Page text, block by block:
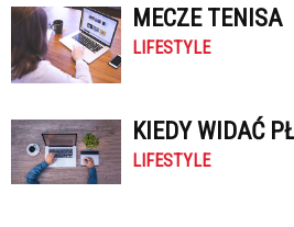
MECZE TENISA
LIFESTYLE
KIEDY WIDAĆ
LIFESTYLE